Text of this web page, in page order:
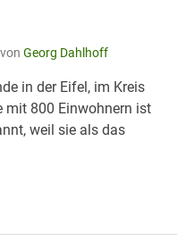
Georg Dahlhoff
in der Eifel, im Kreis
mit 800 Einwohnern ist
weil sie als das